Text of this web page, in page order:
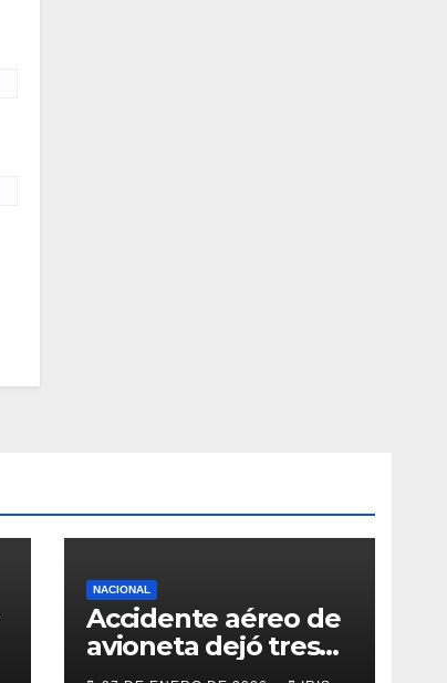
NACIONAL
Accidente aéreo de
avioneta dejó tres
personas fallecidas